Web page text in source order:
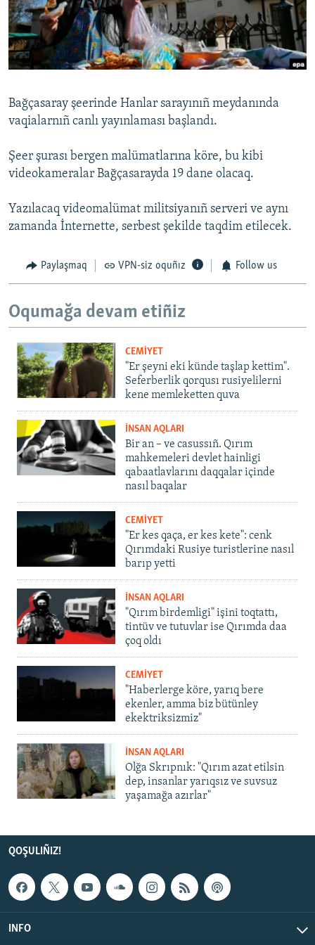
Русский
Українською
RFE/RS bütün saytları
Bağçasaray şeerinde Hanlar sarayınıñ meydanında
vaqialarnıñ canlı yayınlaması başlandı.
Şeer şurası bergen malümatlarına köre, bu kibi
videokameralar Bağçasarayda 19 dane olacaq.
Yazılacaq videomalümat militsiyanıñ serveri ve aynı
zamanda İnternette, serbest şekilde taqdim etilecek.
Paylaşmaq VPN-siz oquñız Follow us
Oqumağa devam etiñiz
CEMİYET
"Er şeyni eki künde taşlap kettim".
Seferberlik qorqusı rusiyelilerni
kene memleketten quva
İNSAN AQLARI
Bir an – ve casussıñ. Qırım
mahkemeleri devlet hainligi
qabaatlavlarını daqqalar içinde
nasıl baqalar
CEMİYET
"Er kes qaça, er kes kete": cenk
Qırımdaki Rusiye turistlerine nasıl
barıp yetti
İNSAN AQLARI
"Qırım birdemligi" işini toqtattı,
tintüv ve tutuvlar ise Qırımda daa
çoq oldı
CEMİYET
"Haberlerge köre, yarıq bere
ekenler, amma biz bütünley
ekektriksizmiz"
İNSAN AQLARI
Olğa Skrıpnık: "Qırım azat etilsin
dep, insanlar yarıqsız ve suvsuz
yaşamağa azırlar"
QOŞULIÑIZ!
INFO